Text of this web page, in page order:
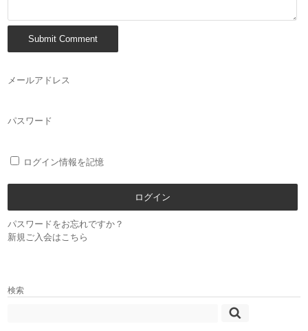
メールアドレス
パスワード
ログイン情報を記憶
パスワードをお忘れですか？
新規ご入会はこちら
検索